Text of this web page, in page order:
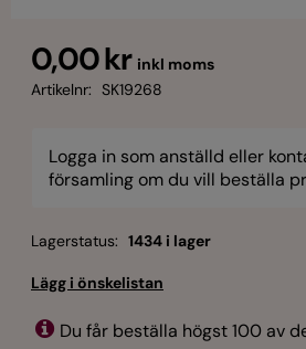
0,00 kr inkl moms
Artikelnr: SK19268
Logga in som anställd eller
församling om du vill beställa
Lagerstatus: 1434 i lager
Du får beställa högst 100 av